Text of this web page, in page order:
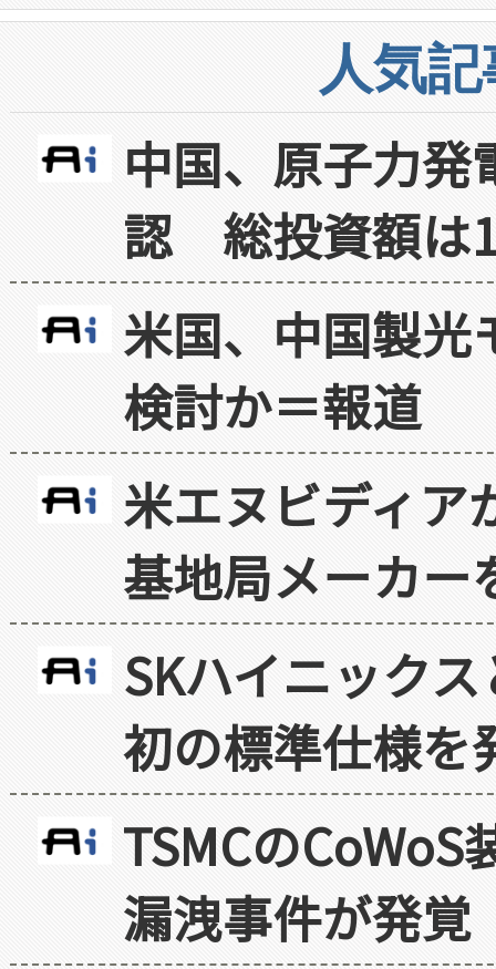
人気
中国、原子力
認 総投資額は
米国、中国製光
検討か＝報道
米エヌビディア
基地局メーカー
SKハイニック
初の標準仕様を
TSMCの
漏洩事件が発覚